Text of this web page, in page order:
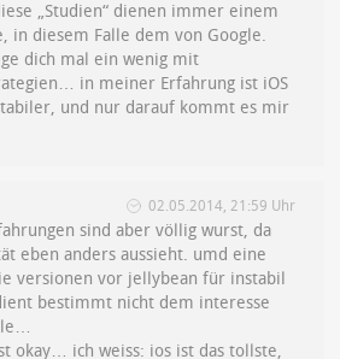
„Studien“ dienen immer einem
in diesem Falle dem von Google.
dich mal ein wenig mit
in meiner Erfahrung ist iOS
und nur darauf kommt es mir
02.05.2014, 21:59 Uhr
sind aber völlig wurst, da
eben anders aussieht. umd eine
versionen vor jellybean für instabil
bestimmt nicht dem interesse
okay… ich weiss: ios ist das tollste,